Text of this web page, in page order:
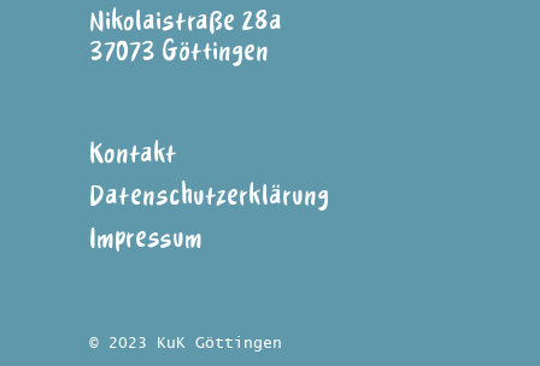
Nikolaistraße 28a
37073 Göttingen
Kontakt
Datenschutzerklärung
Impressum
© 2023 KuK Göttingen